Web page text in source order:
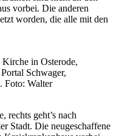
vorbei. Die anderen
worden, die alle mit den
in Osterode,
Schwager,
Foto: Walter
rechts geht’s nach
Stadt. Die neugeschaffene